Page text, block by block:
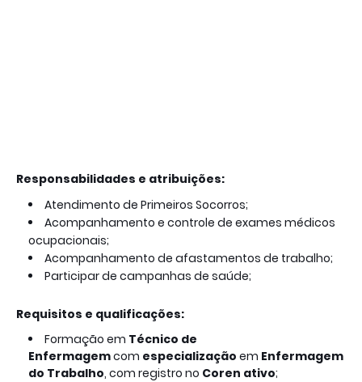
Responsabilidades e atribuições:
Atendimento de Primeiros Socorros;
Acompanhamento e controle de exames médicos
ocupacionais;
Acompanhamento de afastamentos de trabalho;
Participar de campanhas de saúde;
Requisitos e qualificações:
Formação em Técnico de
Enfermagemcom especialização em Enfermagem
do Trabalho, com registro no Coren ativo;